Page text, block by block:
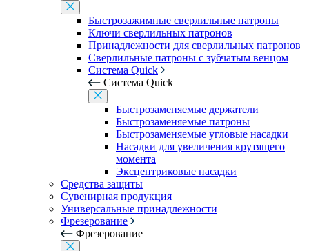
Быстрозажимные сверлильные патроны
Ключи сверлильных патронов
Принадлежности для сверлильных патронов
Сверлильные патроны с зубчатым венцом
Система Quick
Система Quick
Быстрозаменяемые держатели
Быстрозаменяемые патроны
Быстрозаменяемые угловые насадки
Насадки для увеличения крутящего
момента
Эксцентриковые насадки
Средства защиты
Сувенирная продукция
Универсальные принадлежности
Фрезерование
Фрезерование